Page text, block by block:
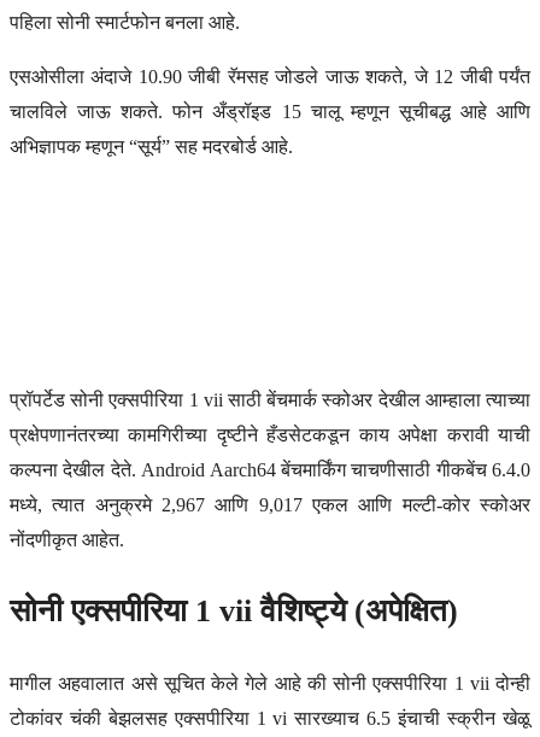
पहिला सोनी स्मार्टफोन बनला आहे.
एसओसीला अंदाजे 10.90 जीबी रॅमसह जोडले जाऊ शकते, जे 12 जीबी पर्यंत
चालविले जाऊ शकते. फोन अँड्रॉइड 15 चालू म्हणून सूचीबद्ध आहे आणि
अभिज्ञापक म्हणून “सूर्य” सह मदरबोर्ड आहे.
प्रॉपर्टेड सोनी एक्सपीरिया 1 vii साठी बेंचमार्क स्कोअर देखील आम्हाला त्याच्या
प्रक्षेपणानंतरच्या कामगिरीच्या दृष्टीने हँडसेटकडून काय अपेक्षा करावी याची
कल्पना देखील देते. Android Aarch64 बेंचमार्किंग चाचणीसाठी गीकबेंच 6.4.0
मध्ये, त्यात अनुक्रमे 2,967 आणि 9,017 एकल आणि मल्टी-कोर स्कोअर
नोंदणीकृत आहेत.
सोनी एक्सपीरिया 1 vii वैशिष्ट्ये (अपेक्षित)
मागील अहवालात असे सूचित केले गेले आहे की सोनी एक्सपीरिया 1 vii दोन्ही
टोकांवर चंकी बेझलसह एक्सपीरिया 1 vi सारख्याच 6.5 इंचाची स्क्रीन खेळू